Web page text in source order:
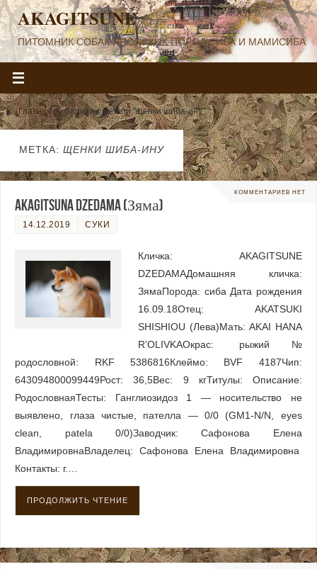
AKAGITSUNE
ПИТОМНИК СОБАК ЯПОНСКИХ ПОРОД СИБА И МАМИСИБА
Главная »Записи с меткой "щенки шиба-ину"
МЕТКА: ЩЕНКИ ШИБА-ИНУ
КОММЕНТАРИЕВ НЕТ
AKAGITSUNA DZEDAMA (Зяма)
14.12.2019 СУКИ
Кличка: AKAGITSUNE
DZEDAMAДомашняя кличка:
ЗямаПорода: сиба Дата рождения
16.09.18Отец: AKATSUKI
SHISHIOU (Лева)Мать: AKAI HANA
R’OLIVKAОкрас: рыжий№
родословной: RKF 5386816Клеймо: BVF 4187Чип:
643094800099449Рост: 36,5Вес: 9 кгТитулы: Описание:
РодословнаяТесты: Ганглиозидоз 1 — носительство не
выявлено, глаза чистые, пателла — 0/0 (GM1-N/N, eyes
clean, patela 0/0)Заводчик: Сафонова Елена
ВладимировнаВладелец: Сафонова Елена Владимировна
Контакты: г.…
ПРОДОЛЖИТЬ ЧТЕНИЕ